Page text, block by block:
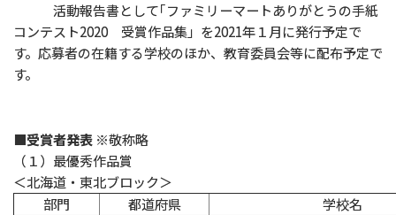
活動報告書として｢ファミリーマートありがとうの手紙
コンテスト2020 受賞作品集」を2021年１月に発行予定で
す。応募者の在籍する学校のほか、教育委員会等に配布予定で
す。
■受賞者発表 ※敬称略
（１）最優秀作品賞
＜北海道・東北ブロック＞
部門
都道府県
学校名